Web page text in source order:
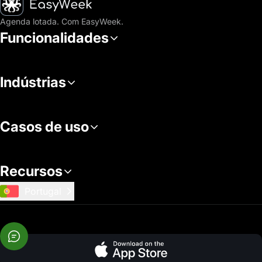
Agenda lotada. Com EasyWeek.
Funcionalidades
Indústrias
Casos de uso
Recursos